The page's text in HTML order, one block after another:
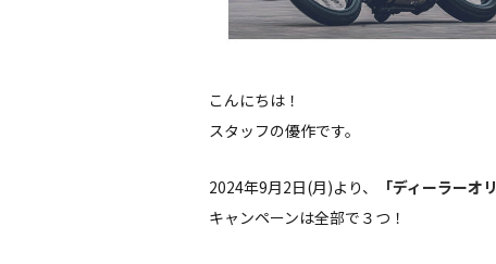
こんにちは！
スタッフの優作です。
2024年9月2日(月)より、 「ディーラーオ
キャンペーンは全部で３つ！